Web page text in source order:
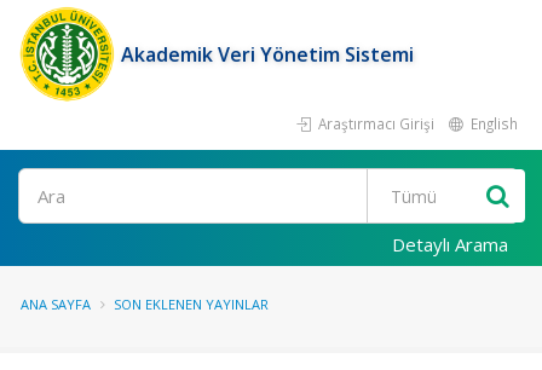
Akademik Veri Yönetim Sistemi
Araştırmacı Girişi English
Ara
Detaylı Arama
ANA SAYFA SON EKLENEN YAYINLAR